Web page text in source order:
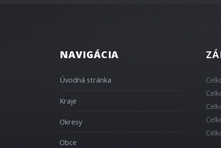
NAVIGÁCIA
Úvodná stránka
Kraje
Okresy
Obce